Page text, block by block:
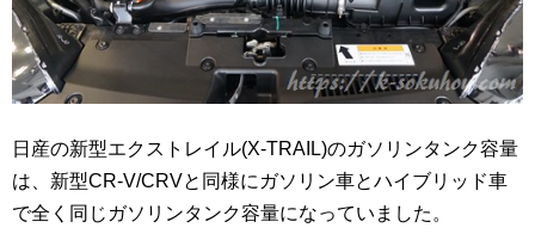
日産の新型エクストレイル(X-TRAIL)のガソリンタンク容量
は、新型CR-V/CRVと同様にガソリン車とハイブリッド車
で全く同じガソリンタンク容量になっていました。